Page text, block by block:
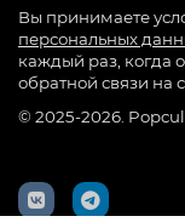
Вы принимаете
персональных
каждый раз, когда
обратной связи на
© 2025-2026.